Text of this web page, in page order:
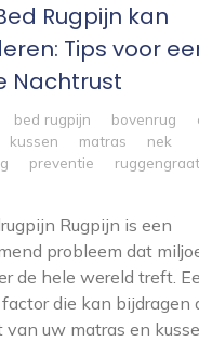
Rugpijn kan
Tips voor
Nachtrust
bed rugpijn bovenrug
kussen matras
nek
preventie ruggengraat
Rugpijn is een
probleem dat
de hele wereld treft.
die kan bijdragen
uw matras en